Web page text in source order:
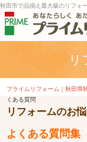
秋田市で品揃え最大級のリフォ
リ
プライムリフォーム｜秋田県
くある質問
リフォームのお
よくある質問集